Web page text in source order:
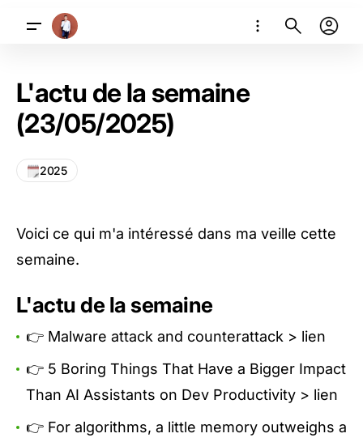
L'actu de la semaine
(23/05/2025)
2025
Voici ce qui m'a intéressé dans ma veille cette
semaine.
L'actu de la semaine
👉 Malware attack and counterattack > lien
👉 5 Boring Things That Have a Bigger Impact
Than AI Assistants on Dev Productivity > lien
👉 For algorithms, a little memory outweighs a